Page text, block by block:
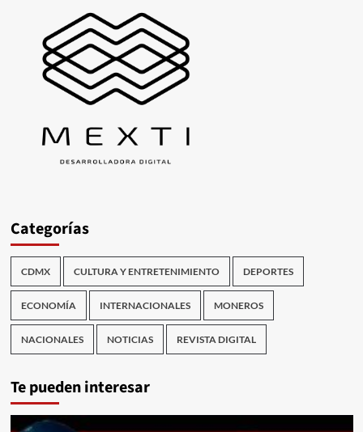
Categorías
CDMX CULTURA Y ENTRETENIMIENTO DEPORTES
ECONOMÍA INTERNACIONALES MONEROS
NACIONALES NOTICIAS REVISTA DIGITAL
Te pueden interesar